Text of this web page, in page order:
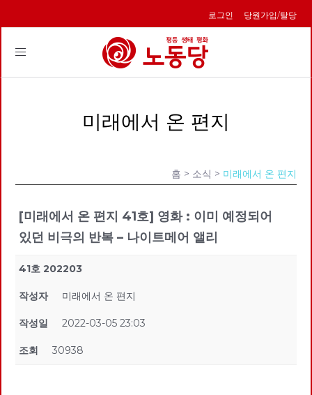
로그인 당원가입/탈당
Toggle
미래에서 온 편지
홈 > 소식 > 미래에서 온 편지
[미래에서 온 편지 41호] 영화 : 이미 예정되어
있던 비극의 반복 – 나이트메어 앨리
41호 202203
작성자 미래에서 온 편지
작성일 2022-03-05 23:03
조회 30938